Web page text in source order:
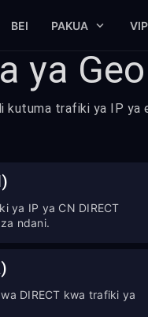
BEI PAKUA
ya
kutuma trafiki ya IP ya
ya IP ya CN DIRECT
ndani.
DIRECT kwa trafiki ya